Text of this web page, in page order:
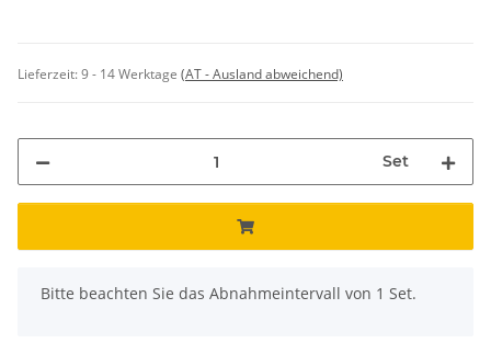
Lieferzeit:9 - 14 Werktage (AT - Ausland abweichend)
Set
x
Bitte beachten Sie das Abnahmeintervall von 1 Set.